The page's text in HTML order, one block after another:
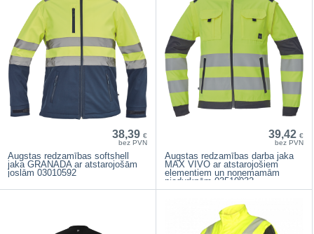
38,39 €
bez PVN
Augstas redzamības softshell
jaka GRANADA ar atstarojošām
joslām 03010592
39,42 €
bez PVN
Augstas redzamības darba jaka
MAX VIVO ar atstarojošiem
elementiem un noņemamām
piedurknēm 03510032